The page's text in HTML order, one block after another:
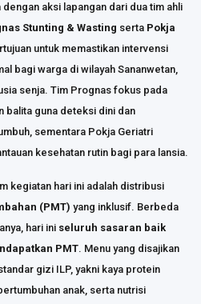
aksi lapangan dari dua tim ahli
Stunting & Wasting serta Pokja
untuk memastikan intervensi
bagi warga di wilayah Sananwetan,
senja. Tim Prognas fokus pada
balita guna deteksi dini dan
sementara Pokja Geriatri
kesehatan rutin bagi para lansia.
kegiatan hari ini adalah distribusi
(PMT) yang inklusif. Berbeda
hari ini seluruh sasaran baik
PMT. Menu yang disajikan
gizi ILP, yakni kaya protein
anak, serta nutrisi